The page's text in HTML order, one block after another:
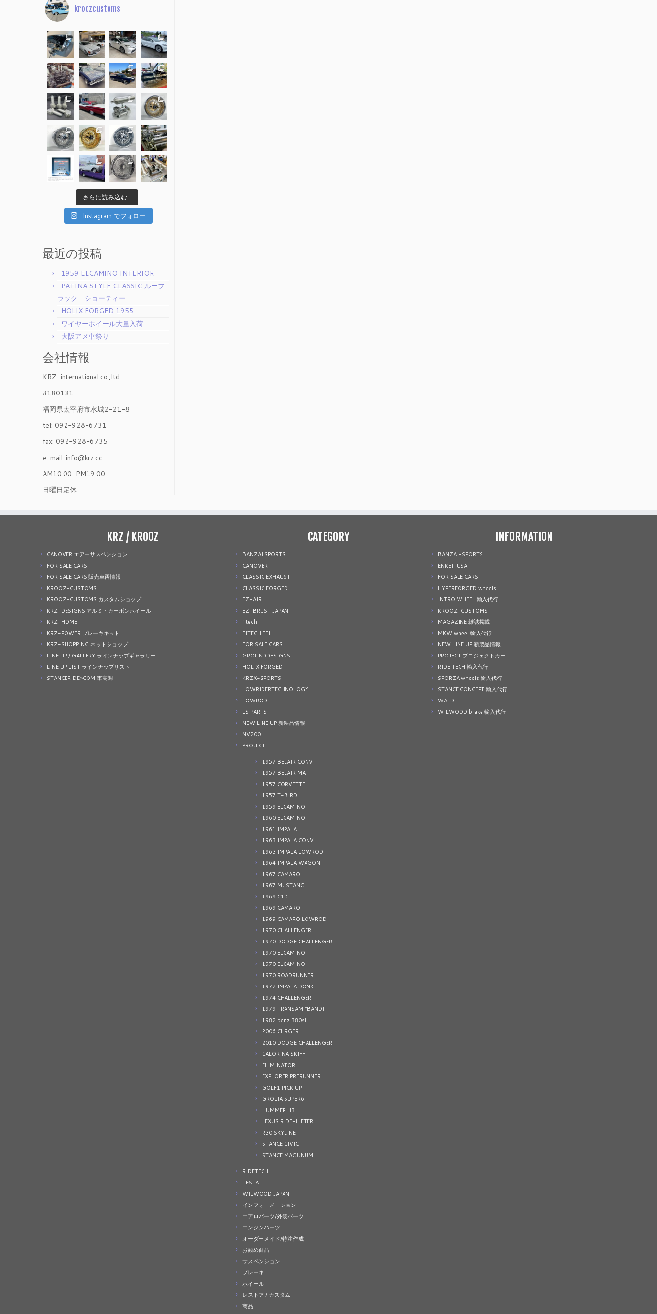
kroozcustoms
さらに読み込む...
Instagram でフォロー
最近の投稿
1959 ELCAMINO INTERIOR
PATINA STYLE CLASSIC ルーフ
ラック ショーティー
HOLIX FORGED 1955
ワイヤーホイール大量入荷
大阪アメ車祭り
会社情報
KRZ-international.co.,ltd
8180131
福岡県太宰府市水城2-21-8
tel: 092-928-6731
fax: 092-928-6735
e-mail: info@krz.cc
AM10:00-PM19:00
日曜日定休
KRZ / KROOZ
CANOVER エアーサスペンション
FOR SALE CARS
FOR SALE CARS 販売車両情報
KROOZ-CUSTOMS
KROOZ-CUSTOMS カスタムショップ
KRZ-DESIGNS アルミ・カーボンホイール
KRZ-HOME
KRZ-POWER ブレーキキット
KRZ-SHOPPING ネットショップ
LINE UP / GALLERY ラインナップギャラリー
LINE UP LIST ラインナップリスト
STANCERIDE>COM 車高調
CATEGORY
BANZAI SPORTS
CANOVER
CLASSIC EXHAUST
CLASSIC FORGED
EZ-AIR
EZ-BRUST JAPAN
fitech
FITECH EFI
FOR SALE CARS
GROUNDDESIGNS
HOLIX FORGED
KRZX-SPORTS
LOWRIDERTECHNOLOGY
LOWROD
LS PARTS
NEW LINE UP 新製品情報
NV200
PROJECT
1957 BELAIR CONV
1957 BELAIR MAT
1957 CORVETTE
1957 T-BIRD
1959 ELCAMINO
1960 ELCAMINO
1961 IMPALA
1963 IMPALA CONV
1963 IMPALA LOWROD
1964 IMPALA WAGON
1967 CAMARO
1967 MUSTANG
1969 C10
1969 CAMARO
1969 CAMARO LOWROD
1970 CHALLENGER
1970 DODGE CHALLENGER
1970 ELCAMINO
1970 ELCAMINO
1970 ROADRUNNER
1972 IMPALA DONK
1974 CHALLENGER
1979 TRANSAM "BANDIT"
1982 benz 380sl
2006 CHRGER
2010 DODGE CHALLENGER
CALORINA SKIFF
ELIMINATOR
EXPLORER PRERUNNER
GOLF1 PICK UP
GROLIA SUPER6
HUMMER H3
LEXUS RIDE-LIFTER
R30 SKYLINE
STANCE CIVIC
STANCE MAGUNUM
RIDETECH
TESLA
WILWOOD JAPAN
インフォーメーション
エアロパーツ/外装パーツ
エンジンパーツ
オーダーメイド/特注作成
お勧め商品
サスペンション
ブレーキ
ホイール
レストア / カスタム
商品
INFORMATION
BANZAI-SPORTS
ENKEI-USA
FOR SALE CARS
HYPERFORGED wheels
INTRO WHEEL 輸入代行
KROOZ-CUSTOMS
MAGAZINE 雑誌掲載
MKW wheel 輸入代行
NEW LINE UP 新製品情報
PROJECT プロジェクトカー
RIDE TECH 輸入代行
SPORZA wheels 輸入代行
STANCE CONCEPT 輸入代行
WALD
WILWOOD brake 輸入代行